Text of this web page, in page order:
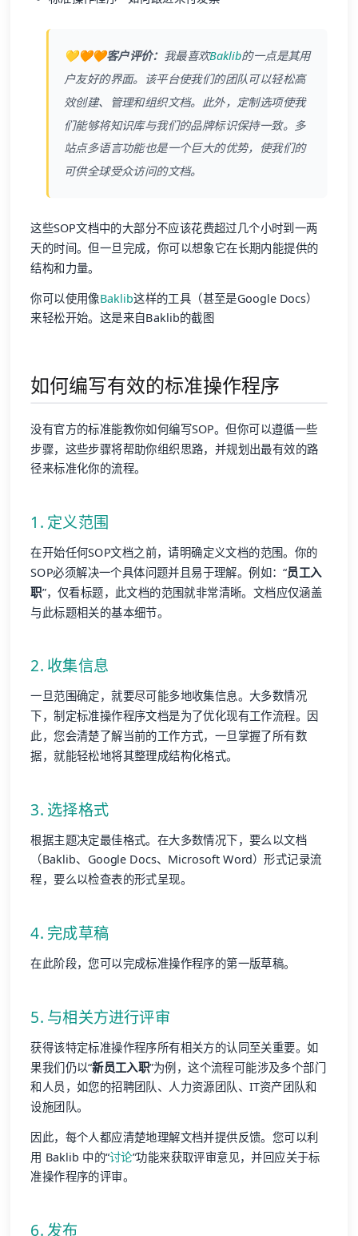
💛🧡🧡客户评价： 我最喜欢Baklib的一点是其用
户友好的界面。该平台使我们的团队可以轻松高
效创建、管理和组织文档。此外，定制选项使我
们能够将知识库与我们的品牌标识保持一致。多
站点多语言功能也是一个巨大的优势，使我们的
可供全球受众访问的文档。
这些SOP文档中的大部分不应该花费超过几个小时到一两
天的时间。但一旦完成，你可以想象它在长期内能提供的
结构和力量。
你可以使用像Baklib这样的工具（甚至是Google Docs）
来轻松开始。这是来自Baklib的截图
如何编写有效的标准操作程序
没有官方的标准能教你如何编写SOP。但你可以遵循一些
步骤，这些步骤将帮助你组织思路，并规划出最有效的路
径来标准化你的流程。
1. 定义范围
在开始任何SOP文档之前，请明确定义文档的范围。你的
SOP必须解决一个具体问题并且易于理解。例如：“员工入
职”，仅看标题，此文档的范围就非常清晰。文档应仅涵盖
与此标题相关的基本细节。
2. 收集信息
一旦范围确定，就要尽可能多地收集信息。大多数情况
下，制定标准操作程序文档是为了优化现有工作流程。因
此，您会清楚了解当前的工作方式，一旦掌握了所有数
据，就能轻松地将其整理成结构化格式。
3. 选择格式
根据主题决定最佳格式。在大多数情况下，要么以文档
（Baklib、Google Docs、Microsoft Word）形式记录流
程，要么以检查表的形式呈现。
4. 完成草稿
在此阶段，您可以完成标准操作程序的第一版草稿。
5. 与相关方进行评审
获得该特定标准操作程序所有相关方的认同至关重要。如
果我们仍以“新员工入职”为例，这个流程可能涉及多个部门
和人员，如您的招聘团队、人力资源团队、IT资产团队和
设施团队。
因此，每个人都应清楚地理解文档并提供反馈。您可以利
用 Baklib 中的“讨论”功能来获取评审意见，并回应关于标
准操作程序的评审。
6. 发布